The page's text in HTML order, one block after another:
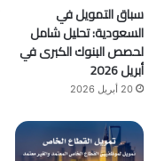
سباق التمويل في
السعودية: تحليل شامل
لحصص البنوك الكبرى في
أبريل 2026
20 أبريل 2026